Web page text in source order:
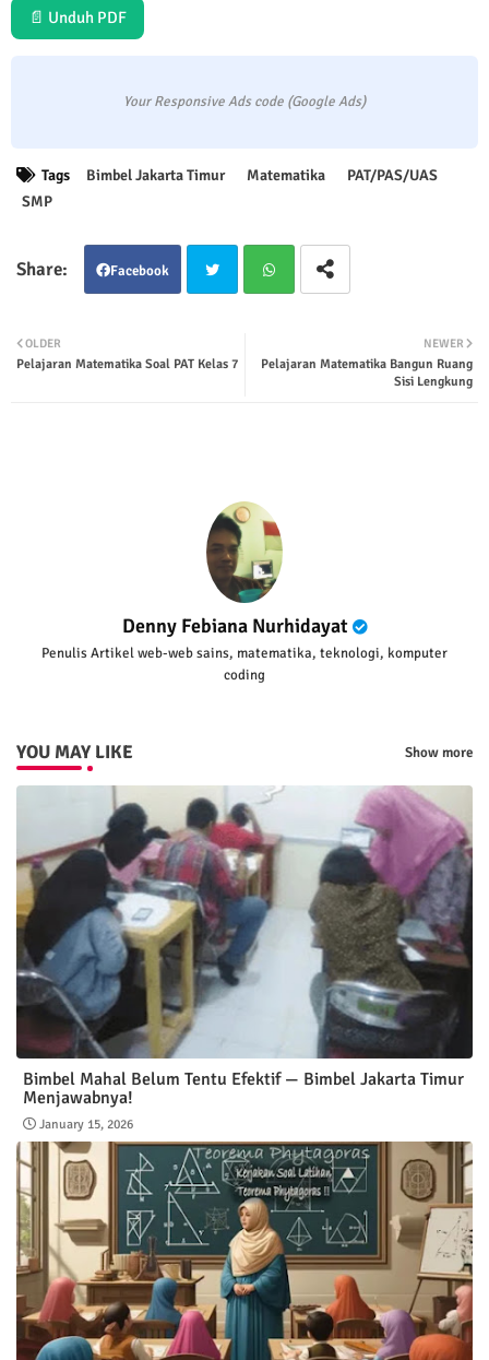
📄 Unduh PDF
Your Responsive Ads code (Google Ads)
Tags Bimbel Jakarta Timur Matematika
PAT/PAS/UAS
SMP
Facebook
ter tsap
NEWER
Pelajaran Matematika Bangun Ruang
Sisi Lengkung
OLDER
Pelajaran Matematika Soal PAT Kelas 7
Denny Febiana Nurhidayat
Penulis Artikel web-web sains, matematika, teknologi, komputer
coding
YOU MAY LIKE Show more
Bimbel Mahal Belum Tentu Efektif — Bimbel Jakarta Timur
Menjawabnya!
January 15, 2026